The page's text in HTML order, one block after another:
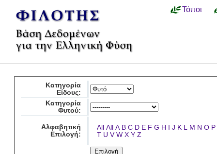
Τόποι
Κατηγορία
Είδους:
Κατηγορία
Φυτού:
Αλφαβητική
Επιλογή:
All All A B C D E F G H I J K L M N O P
T U V W X Y Z